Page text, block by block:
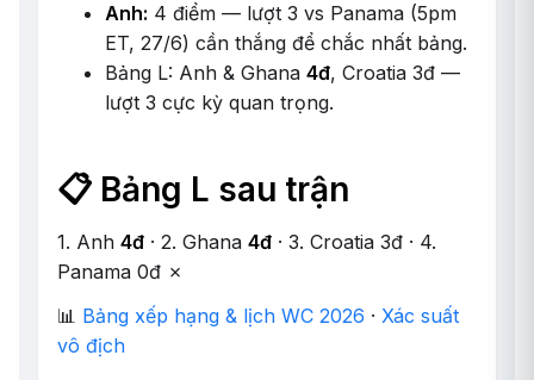
Anh: 4 điểm — lượt 3 vs Panama (5pm
ET, 27/6) cần thắng để chắc nhất bảng.
Bảng L: Anh & Ghana 4đ, Croatia 3đ —
lượt 3 cực kỳ quan trọng.
📋 Bảng L sau trận
1. Anh 4đ · 2. Ghana 4đ · 3. Croatia 3đ · 4.
Panama 0đ ✗
📊 Bảng xếp hạng & lịch WC 2026 · Xác suất
vô địch